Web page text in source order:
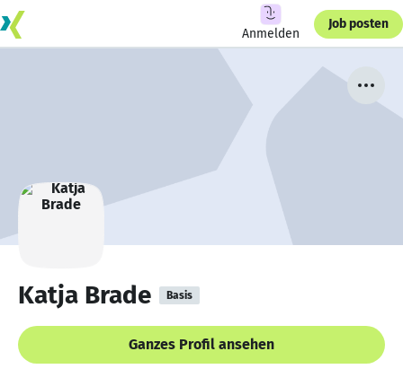
Anmelden
Job posten
Katja Brade Basis
Ganzes Profil ansehen